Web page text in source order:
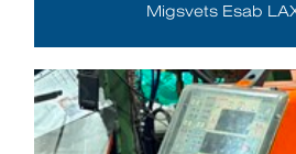
Migsvets Esab